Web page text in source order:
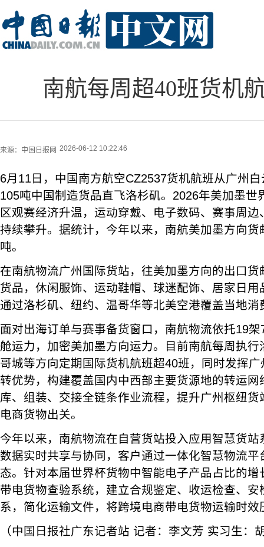
南航每周超40班货机
来源： 中国日报网 2026-06-12 10:22:46
6月11日，中国南方航空CZ2537货机航班从广州
105吨中国制造货品直飞洛杉矶。2026年美加墨世
区观赛经济升温，运动穿戴、电子数码、赛事周
持续攀升。据统计，今年以来，南航美加墨方向货
吨。
在南航物流广州国际货站，往美加墨方向的出口
货品，休闲服饰、运动鞋帽、球迷配饰、居家日
通过洛杉矶、纽约、温哥华等北美空港覆盖当地消
面对出海订单与赛事备货窗口，南航物流依托19
舱运力，加密美加墨方向运力。目前南航每周执
哥城等方向定期国际货机航班超40班，同时发挥
转优势，构建覆盖国内中西部主要货源地的转运网
库、组装、交接全链条作业流程，提升广州枢纽
电商货物出关。
今年以来，南航物流在自营货站投入应用智慧货
数据实时共享与协同，客户通过一体化智慧物流
态。针对本届世界杯货物中智能电子产品占比的
带电货物查验系统，建立合规鉴定、收运检查、
系，简化运输文件，将跨境电商带电货物运输时效
（中国日报社广东记者站 记者：李文芳 实习生：